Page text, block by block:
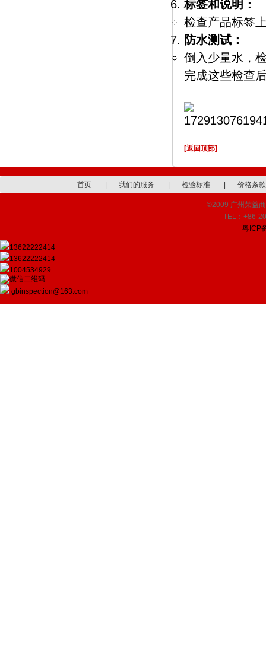
标签和说明：
检查产品标签
防水测试：
倒入少量水，
完成这些检查
[返回顶部]
首页 我们的服务 检验标准 价格条款
©2009 广州荣益
TEL：+86-
粤ICP
13622222414
13622222414
1004534929
gbinspection@163.com